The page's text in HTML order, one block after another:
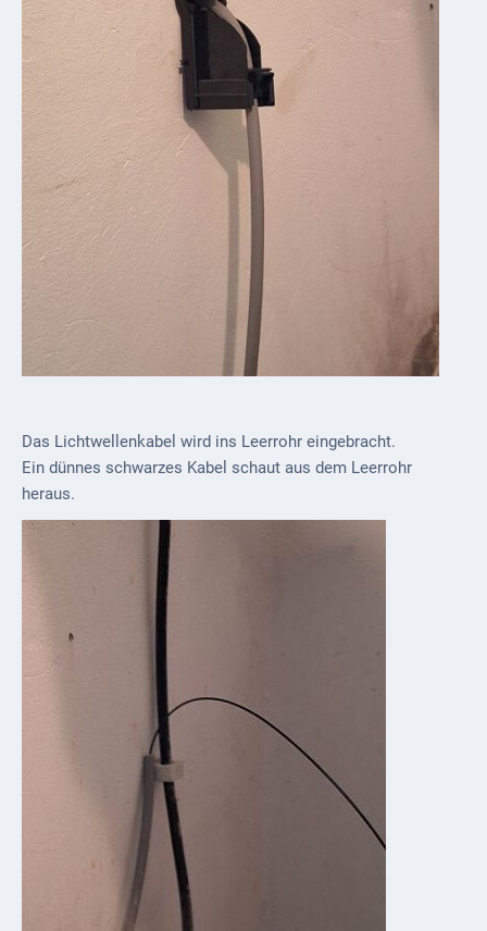
Das Lichtwellenkabel wird ins Leerrohr eingebracht.
Ein dünnes schwarzes Kabel schaut aus dem Leerrohr
heraus.